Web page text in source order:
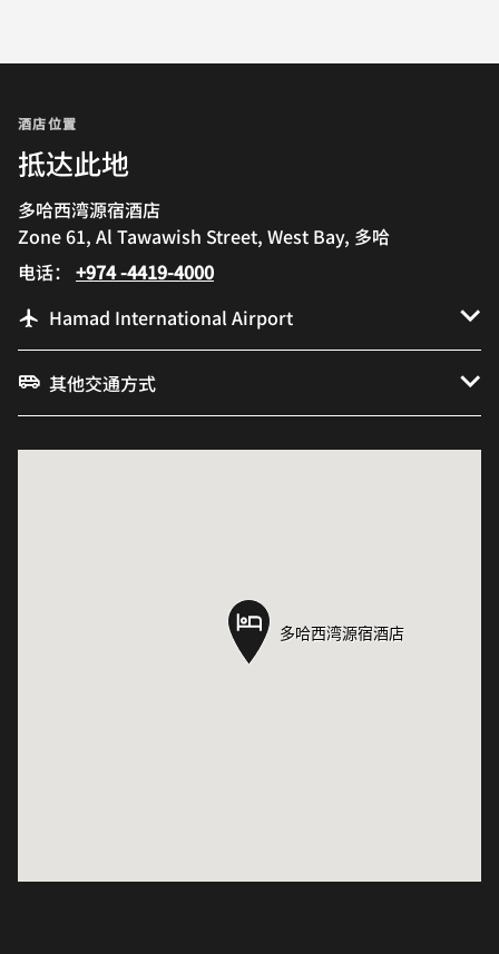
酒店位置
抵达此地
多哈西湾源宿酒店
Zone 61, Al Tawawish Street, West Bay, 多哈
电话： +974 -4419-4000
Hamad International Airport
其他交通方式
多哈西湾源宿酒店
多哈西湾源宿酒店